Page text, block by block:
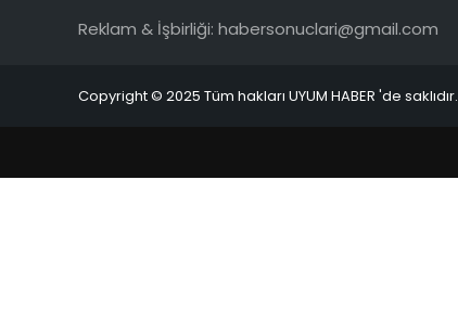
Reklam & İşbirliği: habersonuclari@gmail.com
Copyright © 2025 Tüm hakları UYUM HABER 'de saklıdır.